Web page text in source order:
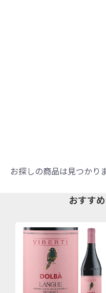
お探しの商品は見つかり
おすす